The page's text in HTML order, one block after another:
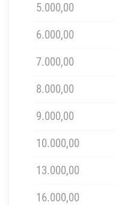
5.000,00
6.000,00
7.000,00
8.000,00
9.000,00
10.000,00
13.000,00
16.000,00